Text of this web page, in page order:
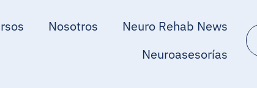
Nosotros
Neuro Rehab News
Neuroasesorías